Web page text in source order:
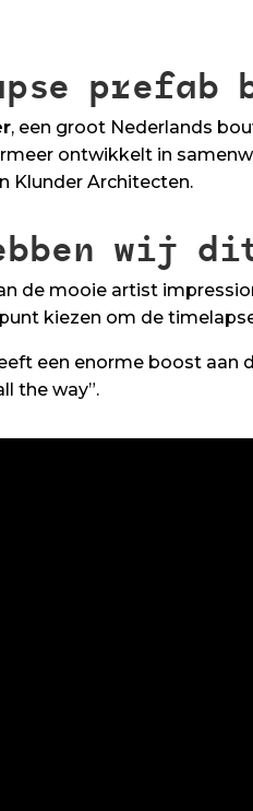
prefab
, een groot Nederlands
ontwikkelt in
Klunder Architecten.
wij
de mooie artist
kiezen om de
een enorme boost aan
the way”.